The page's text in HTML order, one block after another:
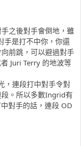
之後對手會倒地，雖
手是打不中你，你還
前跳，可以避過對手
Juri Terry 的地波等
，連段打中對手令對
。所以多數Ingrid有
對手的話，連段 OD